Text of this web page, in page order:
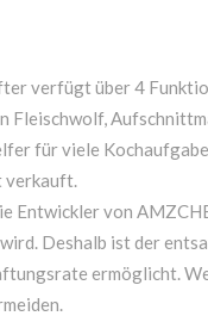
verfügt über 4
Fleischwolf,
für viele
verkauft.
von
Deshalb ist der
ermöglicht.